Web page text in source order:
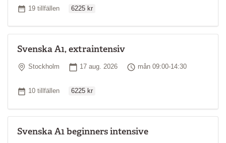
Antal tillfällen
19 tillfällen 6225 kr
Svenska A1, extraintensiv
Plats
Stockholm Startdatum
17 aug. 2026 Tid
mån 09:00-14:30
Antal tillfällen
10 tillfällen 6225 kr
Svenska A1 beginners intensive